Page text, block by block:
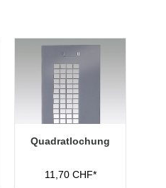
Quadratlochung
11,70 CHF*